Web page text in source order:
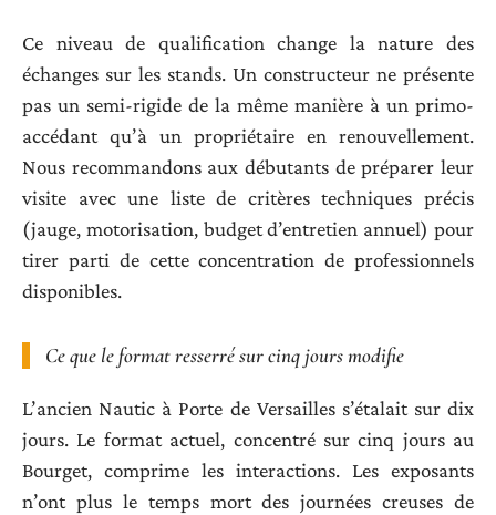
Ce niveau de qualification change la nature des
échanges sur les stands. Un constructeur ne présente
pas un semi-rigide de la même manière à un primo-
accédant qu’à un propriétaire en renouvellement.
Nous recommandons aux débutants de préparer leur
visite avec une liste de critères techniques précis
(jauge, motorisation, budget d’entretien annuel) pour
tirer parti de cette concentration de professionnels
disponibles.
Ce que le format resserré sur cinq jours modifie
L’ancien Nautic à Porte de Versailles s’étalait sur dix
jours. Le format actuel, concentré sur cinq jours au
Bourget, comprime les interactions. Les exposants
n’ont plus le temps mort des journées creuses de